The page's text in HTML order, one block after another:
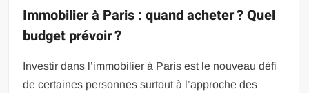
Immobilier à Paris : quand acheter ? Quel
budget prévoir ?
Investir dans l’immobilier à Paris est le nouveau défi
de certaines personnes surtout à l’approche des